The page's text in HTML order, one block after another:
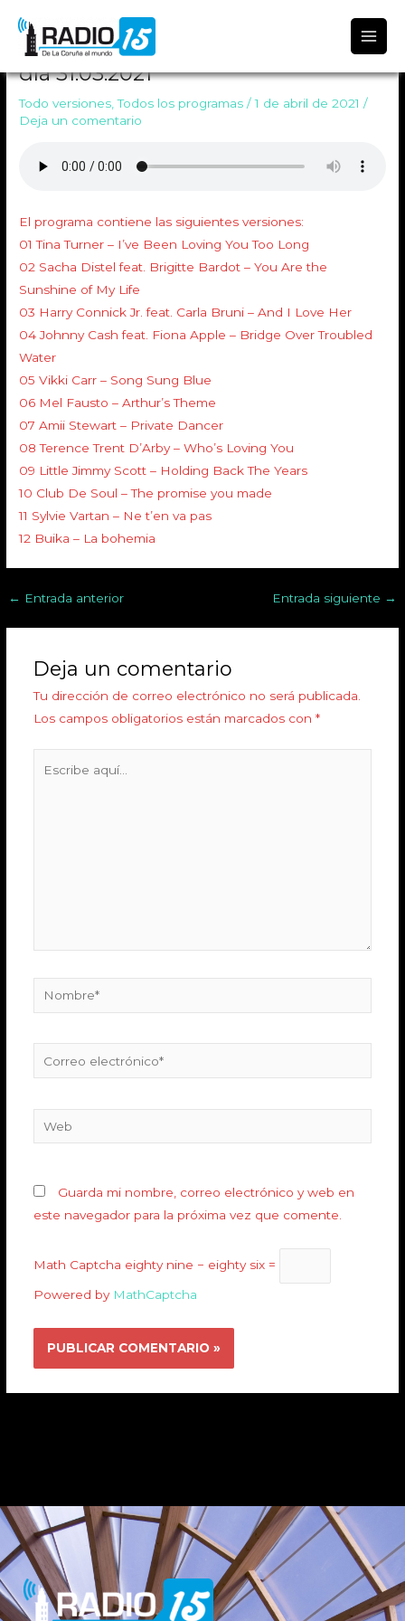
TODO VERSIONES 1326 Emitido el
día 31.03.2021
Todo versiones ,Todos los programas /1 de abril de 2021/
Deja un comentario
El programa contiene las siguientes versiones:
01 Tina Turner – I’ve Been Loving You Too Long
02 Sacha Distel feat. Brigitte Bardot – You Are the
Sunshine of My Life
03 Harry Connick Jr. feat. Carla Bruni – And I Love Her
04 Johnny Cash feat. Fiona Apple – Bridge Over Troubled
Water
05 Vikki Carr – Song Sung Blue
06 Mel Fausto – Arthur’s Theme
07 Amii Stewart – Private Dancer
08 Terence Trent D’Arby – Who’s Loving You
09 Little Jimmy Scott – Holding Back The Years
10 Club De Soul – The promise you made
11 Sylvie Vartan – Ne t’en va pas
12 Buika – La bohemia
← Entrada anterior Entrada siguiente →
Deja un comentario
Tu dirección de correo electrónico no será publicada.
Los campos obligatorios están marcados con *
Guarda mi nombre, correo electrónico y web en
este navegador para la próxima vez que comente.
Math Captcha eighty nine − eighty six =
Powered by MathCaptcha